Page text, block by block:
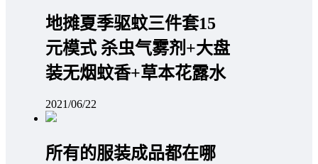
地摊夏季驱蚊三件套15
元模式 杀虫气雾剂+大盘
装无烟蚊香+草本花露水
2021/06/22
所有的服装成品都在哪